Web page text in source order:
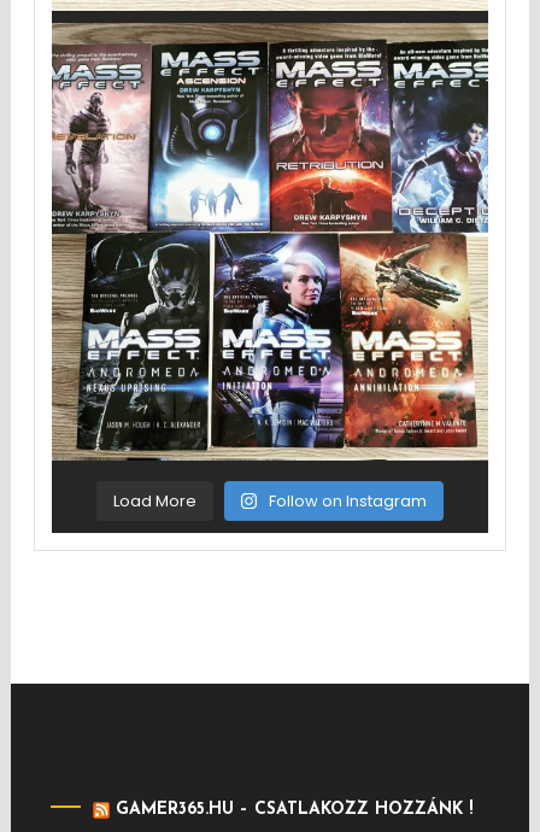
Load More Follow on Instagram
GAMER365.HU – CSATLAKOZZ HOZZÁNK !